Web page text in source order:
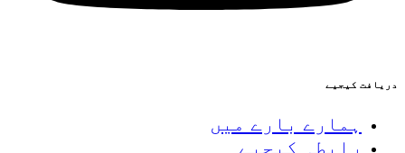
دریافت کیجیے
ہمارے بارے میں
رابطہ کیجیے